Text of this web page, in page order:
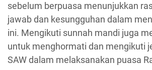
sebelum berpuasa menunjukkan
jawab dan kesungguhan dalam
ini. Mengikuti sunnah mandi juga
untuk menghormati dan mengikuti
SAW dalam melaksanakan puasa